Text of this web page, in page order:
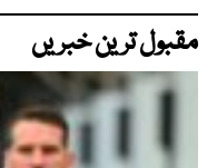
مقبول ترین خبریں